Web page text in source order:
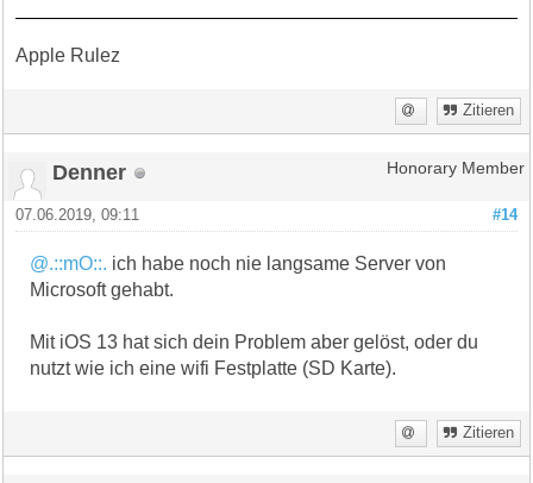
Apple Rulez
Zitieren
Denner Honorary Member
#14
07.06.2019, 09:11
@.::mO::. ich habe noch nie langsame Server von
Microsoft gehabt.
Mit iOS 13 hat sich dein Problem aber gelöst, oder du
nutzt wie ich eine wifi Festplatte (SD Karte).
Zitieren